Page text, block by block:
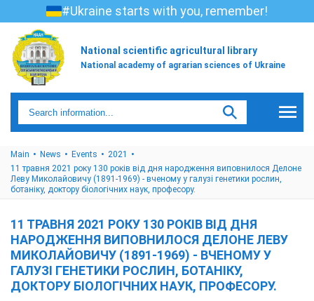
#Ukraine starts with you, remember!
National scientific agricultural library
National academy of agrarian sciences of Ukraine
Main News Events
2021
11 травня 2021 року 130 років від дня народження виповнилося Делоне
Леву Миколайовичу (1891-1969) - вченому у галузі генетики рослин,
ботаніку, доктору біологічних наук, професору.
11 ТРАВНЯ 2021 РОКУ 130 РОКІВ ВІД ДНЯ
НАРОДЖЕННЯ ВИПОВНИЛОСЯ ДЕЛОНЕ ЛЕВУ
МИКОЛАЙОВИЧУ (1891-1969) - ВЧЕНОМУ У
ГАЛУЗІ ГЕНЕТИКИ РОСЛИН, БОТАНІКУ,
ДОКТОРУ БІОЛОГІЧНИХ НАУК, ПРОФЕСОРУ.